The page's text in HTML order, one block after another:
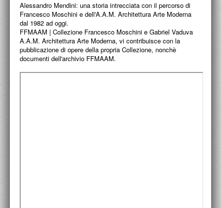
COLLEZIONE
ACCADEMIA NAZIONALE DI SAN LUCA
I.E.D. / ROMA
POLITECNICO DI BARI
Alessandro Mendini: una storia intrecciata con il percorso di
Francesco Moschini e dell'A.A.M. Architettura Arte Moderna
dal 1982 ad oggi.
FFMAAM | Collezione Francesco Moschini e Gabriel Vaduva
A.A.M. Architettura Arte Moderna, vi contribuisce con la
pubblicazione di opere della propria Collezione, nonchè
documenti dell'archivio FFMAAM.